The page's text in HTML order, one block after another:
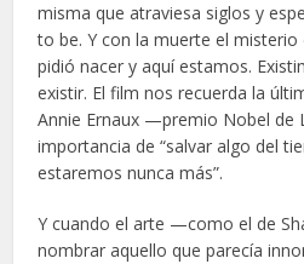
misma que atraviesa siglos y
to be. Y con la muerte el
pidió nacer y aquí estamos.
existir. El film nos recuerda la
Annie Ernaux —premio Nobel de
importancia de “salvar algo del
estaremos nunca más”.
Y cuando el arte —como el de
nombrar aquello que parecía